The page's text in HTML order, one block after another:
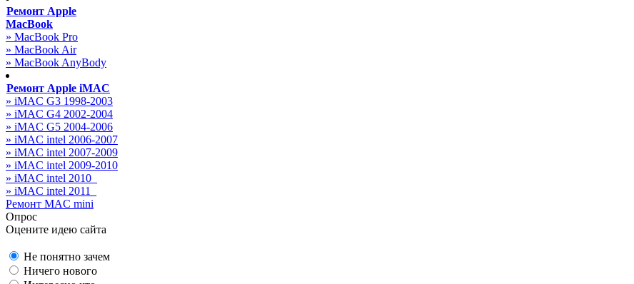
Ремонт Apple
MacBook
» MacBook Pro
» MacBook Air
» MacBook AnyBody
Ремонт Apple iMAC
» iMAC G3 1998-2003
» iMAC G4 2002-2004
» iMAC G5 2004-2006
» iMAC intel 2006-2007
» iMAC intel 2007-2009
» iMAC intel 2009-2010
» iMAC intel 2010_
» iMAC intel 2011_
Ремонт MAC mini
Опрос
Оцените идею сайта
Не понятно зачем
Ничего нового